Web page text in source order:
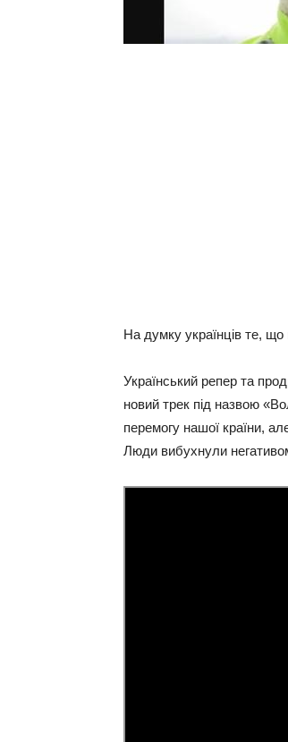
На думку українців те,
Український репер та
новий трек під назвою
перемогу нашої країни,
Люди вибухнули